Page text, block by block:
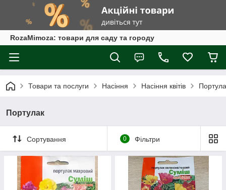
RozaMimoza: товари для саду та городу
Товари та послуги Насіння Насіння квітів
Портулак
Сортування 0 Фільтри